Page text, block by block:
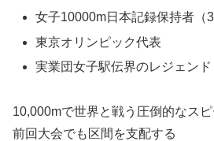
女子10000m日本記録保持者（
東京オリンピック代表
実業団女子駅伝界のレジェンド
10,000mで世界と戦う圧倒的なスピ
前回大会でも区間を支配する